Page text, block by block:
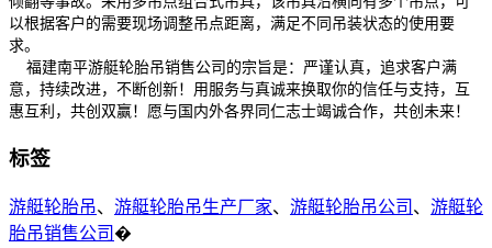
以根据客户的需要现场调整吊点距离，满足不同吊装状态的使用要
求。
福建南平游艇轮胎吊销售公司的宗旨是：严谨认真，追求客户满
意，持续改进，不断创新！用服务与真诚来换取你的信任与支持，互
惠互利，共创双赢！愿与国内外各界同仁志士竭诚合作，共创未来！
标签
游艇轮胎吊、 游艇轮胎吊生产厂家、 游艇轮胎吊公司 、 游艇轮
胎吊销售公司 �